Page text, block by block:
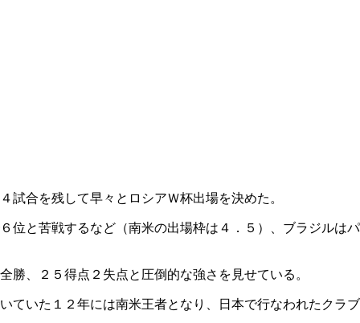
合を残して早々とロシアＷ杯出場を決めた。
位と苦戦するなど（南米の出場枠は４．５）、ブラジルはパ
、２５得点２失点と圧倒的な強さを見せている。
ていた１２年には南米王者となり、日本で行なわれたクラブ